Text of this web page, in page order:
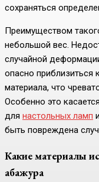
сохраняться
Преимуществом
небольшой вес.
случайной
опасно приблизиться
материала, что
Особенно это
для настольных ламп
быть повреждена
Какие материалы
абажура